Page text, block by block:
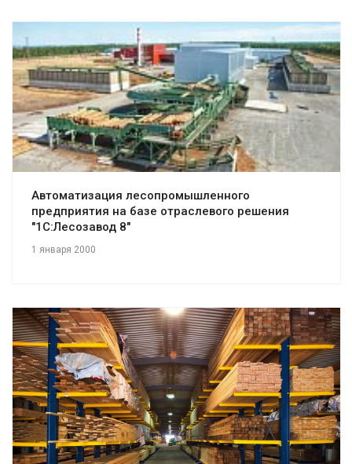
Смотреть проект
Автоматизация лесопромышленного
предприятия на базе отраслевого решения
"1С:Лесозавод 8"
1 января 2000
Смотреть проект